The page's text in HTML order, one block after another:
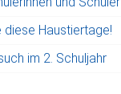
Haustiertage!
im 2. Schuljahr